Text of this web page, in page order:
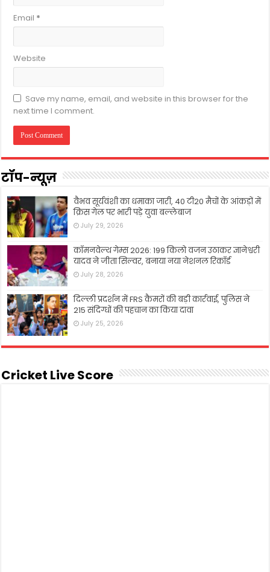
Email *
Website
Save my name, email, and website in this browser for the
next time I comment.
टॉप-न्यूज़
वैभव सूर्यवंशी का धमाका जारी, 40 टी20 मैचों के आंकड़ों में
क्रिस गेल पर भारी पड़े युवा बल्लेबाज
July 29, 2026
कॉमनवेल्थ गेम्स 2026: 199 किलो वजन उठाकर ज्ञानेश्वरी
यादव ने जीता सिल्वर, बनाया नया नेशनल रिकॉर्ड
July 28, 2026
दिल्ली प्रदर्शन में FRS कैमरों की बड़ी कार्रवाई, पुलिस ने
215 संदिग्धों की पहचान का किया दावा
July 25, 2026
Cricket Live Score